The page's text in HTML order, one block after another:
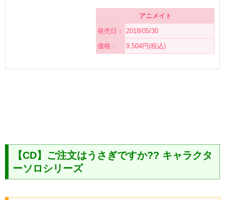
アニメイト
発売日：
2018/05/30
価格：
9,504円(税込)
【CD】ご注文はうさぎですか?? キャラクタ
ーソロシリーズ